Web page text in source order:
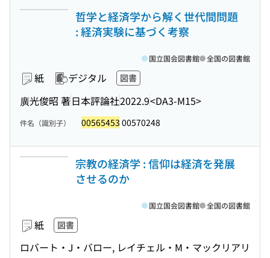
哲学と経済学から解く世代間問題
: 経済実験に基づく考察
紙 デジタル 図書
廣光俊昭 著日本評論社2022.9<DA3-M15>
国立国会図書館 全国の図書館
件名（識別子） 00565453 00570248
宗教の経済学 : 信仰は経済を発展
させるのか
紙 図書
ロバート・J・バロー, レイチェル・M・マックリアリ
国立国会図書館 全国の図書館